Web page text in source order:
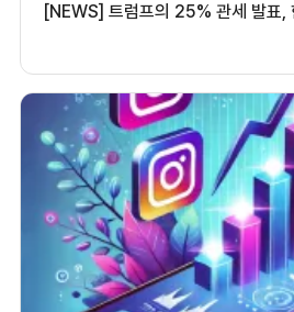
[NEWS] 트럼프의 25% 관세 발표,